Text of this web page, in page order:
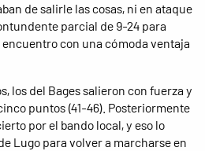
de salirle las cosas, ni en ataque
parcial de 9-24 para
con una cómoda ventaja
los del Bages salieron con fuerza y
puntos (41-46). Posteriormente
por el bando local, y eso lo
Lugo para volver a marcharse en